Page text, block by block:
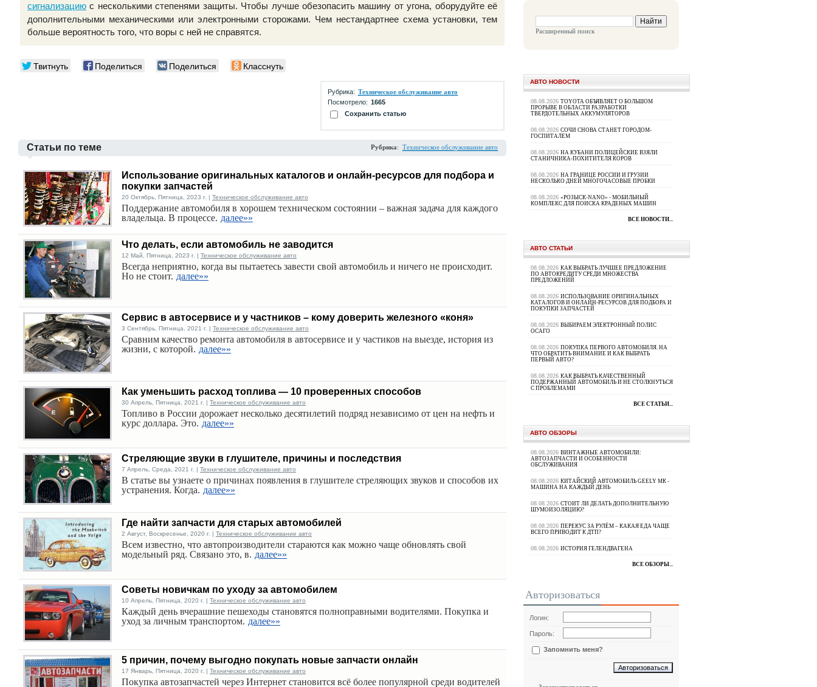
сигнализацию с несколькими степенями защиты. Чтобы лучше обезопасить машину от угона, оборудуйте её
дополнительными механическими или электронными сторожами. Чем нестандартнее схема установки, тем
больше вероятность того, что воры с ней не справятся.
Твитнуть Поделиться Поделиться Класснуть
Рубрика: Техническое обслуживание авто
Посмотрело: 1665
Сохранить статью
Статьи по теме Рубрика: Техническое обслуживание авто
Использование оригинальных каталогов и онлайн-ресурсов для подбора и
покупки запчастей
20 Октябрь, Пятница, 2023 г. | Техническое обслуживание авто
Поддержание автомобиля в хорошем техническом состоянии – важная задача для каждого
владельца. В процессе. далее»»
Что делать, если автомобиль не заводится
12 Май, Пятница, 2023 г. | Техническое обслуживание авто
Всегда неприятно, когда вы пытаетесь завести свой автомобиль и ничего не происходит.
Но не стоит. далее»»
Сервис в автосервисе и у частников – кому доверить железного «коня»
3 Сентябрь, Пятница, 2021 г. | Техническое обслуживание авто
Сравним качество ремонта автомобиля в автосервисе и у частиков на выезде, история из
жизни, с которой. далее»»
Как уменьшить расход топлива — 10 проверенных способов
30 Апрель, Пятница, 2021 г. | Техническое обслуживание авто
Топливо в России дорожает несколько десятилетий подряд независимо от цен на нефть и
курс доллара. Это. далее»»
Стреляющие звуки в глушителе, причины и последствия
7 Апрель, Среда, 2021 г. | Техническое обслуживание авто
В статье вы узнаете о причинах появления в глушителе стреляющих звуков и способов их
устранения. Когда. далее»»
Где найти запчасти для старых автомобилей
2 Август, Воскресенье, 2020 г. | Техническое обслуживание авто
Всем известно, что автопроизводители стараются как можно чаще обновлять свой
модельный ряд. Связано это, в. далее»»
Советы новичкам по уходу за автомобилем
10 Апрель, Пятница, 2020 г. | Техническое обслуживание авто
Каждый день вчерашние пешеходы становятся полноправными водителями. Покупка и
уход за личным транспортом. далее»»
5 причин, почему выгодно покупать новые запчасти онлайн
17 Январь, Пятница, 2020 г. | Техническое обслуживание авто
Покупка автозапчастей через Интернет становится всё более популярной среди водителей
Расширенный поиск
АВТО НОВОСТИ
08.08.2026 TOYOTA ОБЪЯВЛЯЕТ О БОЛЬШОМ
ПРОРЫВЕ В ОБЛАСТИ РАЗРАБОТКИ
ТВЕРДОТЕЛЬНЫХ АККУМУЛЯТОРОВ
08.08.2026 СОЧИ СНОВА СТАНЕТ ГОРОДОМ-
ГОСПИТАЛЕМ
08.08.2026 НА КУБАНИ ПОЛИЦЕЙСКИЕ ВЗЯЛИ
СТАНИЧНИКА-ПОХИТИТЕЛЯ КОРОВ
08.08.2026 НА ГРАНИЦЕ РОССИИ И ГРУЗИИ
НЕСКОЛЬКО ДНЕЙ МНОГОЧАСОВЫЕ ПРОБКИ
08.08.2026 «РОЗЫСК-NANO» - МОБИЛЬНЫЙ
КОМПЛЕКС ДЛЯ ПОИСКА КРАДЕНЫХ МАШИН
ВСЕ НОВОСТИ...
АВТО СТАТЬИ
08.08.2026 КАК ВЫБРАТЬ ЛУЧШЕЕ ПРЕДЛОЖЕНИЕ
ПО АВТОКРЕДИТУ СРЕДИ МНОЖЕСТВА
ПРЕДЛОЖЕНИЙ
08.08.2026 ИСПОЛЬЗОВАНИЕ ОРИГИНАЛЬНЫХ
КАТАЛОГОВ И ОНЛАЙН-РЕСУРСОВ ДЛЯ ПОДБОРА И
ПОКУПКИ ЗАПЧАСТЕЙ
08.08.2026 ВЫБИРАЕМ ЭЛЕКТРОННЫЙ ПОЛИС
ОСАГО
08.08.2026 ПОКУПКА ПЕРВОГО АВТОМОБИЛЯ. НА
ЧТО ОБРАТИТЬ ВНИМАНИЕ И КАК ВЫБРАТЬ
ПЕРВЫЙ АВТО?
08.08.2026 КАК ВЫБРАТЬ КАЧЕСТВЕННЫЙ
ПОДЕРЖАННЫЙ АВТОМОБИЛЬ И НЕ СТОЛКНУТЬСЯ
С ПРОБЛЕМАМИ
ВСЕ СТАТЬИ...
АВТО ОБЗОРЫ
08.08.2026 ВИНТАЖНЫЕ АВТОМОБИЛИ:
АВТОЗАПЧАСТИ И ОСОБЕННОСТИ
ОБСЛУЖИВАНИЯ
08.08.2026 КИТАЙСКИЙ АВТОМОБИЛЬ GEELY МК -
МАШИНА НА КАЖДЫЙ ДЕНЬ
08.08.2026 СТОИТ ЛИ ДЕЛАТЬ ДОПОЛНИТЕЛЬНУЮ
ШУМОИЗОЛЯЦИЮ?
08.08.2026 ПЕРЕКУС ЗА РУЛЁМ – КАКАЯ ЕДА ЧАЩЕ
ВСЕГО ПРИВОДИТ К ДТП?
08.08.2026 ИСТОРИЯ ГЕЛЕНДВАГЕНА
ВСЕ ОБЗОРЫ...
Авторизоваться
Логин:
Пароль:
Запомнить меня?